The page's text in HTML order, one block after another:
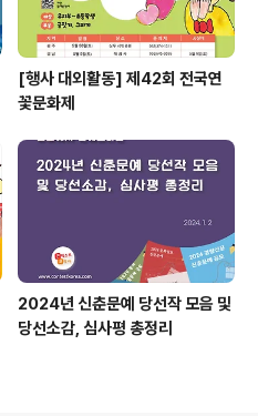
[행사 대외활동] 제42회 전국연
꽃문화제
2024년 신춘문예 당선작 모음 및
당선소감, 심사평 총정리